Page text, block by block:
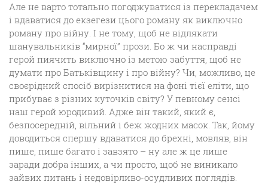
Але не варто тотально погоджуватися із перекладачем
і вдаватися до екзегези цього роману як виключно
роману про війну. І не тому, щоб не відлякати
шанувальників “мирної” прози. Бо ж чи насправді
герой пиячить виключно із метою забуття, щоб не
думати про Батьківщину і про війну? Чи, можливо, це
своєрідний спосіб вирізнитися на фоні тієї еліти, що
прибуває з різних куточків світу? У певному сенсі
наш герой юродивий. Адже він такий, який є,
безпосередній, вільний і беж жодних масок. Так, йому
доводиться спершу вдаватися до брехні, мовляв, він
пише, пише багато і завзято – ну але ж це лише
заради добра інших, а чи просто, щоб не виникало
зайвих питань і недовірливо-осудливих поглядів.